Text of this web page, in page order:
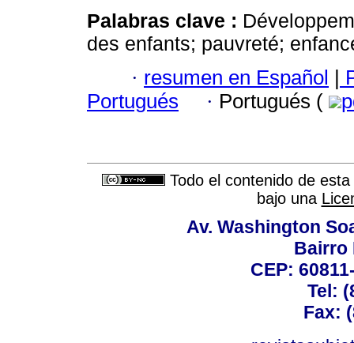
Palabras clave :
des enfants; pauvreté;
· resumen en Español |
Portugués
· Portugués (
Todo el contenido de
bajo una
Av. Washington
Bairro
CEP:
Tel:
Fax: